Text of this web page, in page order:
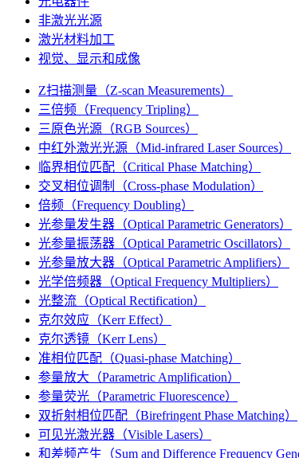
非激光光源
激光材料加工
视觉、显示和成像
Z扫描测量（Z-scan Measurements）
三倍频（Frequency Tripling）
三原色光源（RGB Sources）
中红外激光光源（Mid-infrared Laser Sources）
临界相位匹配（Critical Phase Matching）
交叉相位调制（Cross-phase Modulation）
倍频（Frequency Doubling）
光参量发生器（Optical Parametric Generators）
光参量振荡器（Optical Parametric Oscillators）
光参量放大器（Optical Parametric Amplifiers）
光学倍频器（Optical Frequency Multipliers）
光整流（Optical Rectification）
克尔效应（Kerr Effect）
克尔透镜（Kerr Lens）
准相位匹配（Quasi-phase Matching）
参量放大（Parametric Amplification）
参量荧光（Parametric Fluorescence）
双折射相位匹配（Birefringent Phase Matching）
可见光激光器（Visible Lasers）
和差频产生（Sum and Difference Frequency